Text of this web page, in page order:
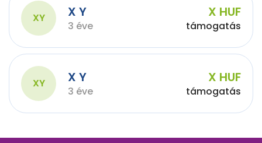
XY X Y
3 éve
X HUF
támogatás
XY X Y
3 éve
X HUF
támogatás